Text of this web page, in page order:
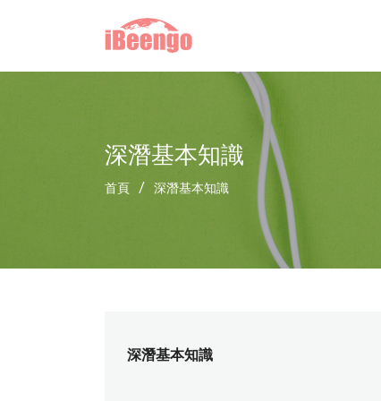
深潛基本知識
首頁 / 深潛基本知識
深潛基本知識